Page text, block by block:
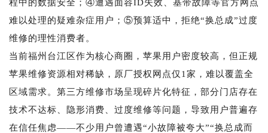
程中的数据安全；④遭遇面容ID失效、基带故障等官方网点
难以处理的疑难杂症用户；⑤预算适中，拒绝“换总成”过度
维修的理性消费者。
当前福州台江区作为核心商圈，苹果用户密度较高，但正规
苹果维修资源相对稀缺，原厂授权网点仅1家，难以覆盖全
区域需求。第三方维修市场呈现碎片化特征，部分门店存在
技术不达标、隐形消费、过度维修等问题，导致用户普遍存
在信任焦虑——不少用户曾遭遇“小故障被夸大”“换总成而